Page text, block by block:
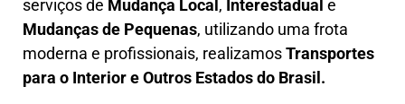
serviços de Mudança Local , Interestadual e
Mudanças de Pequenas, utilizando uma frota
moderna e profissionais, realizamosTransportes
para o Interior e Outros Estados do Brasil.